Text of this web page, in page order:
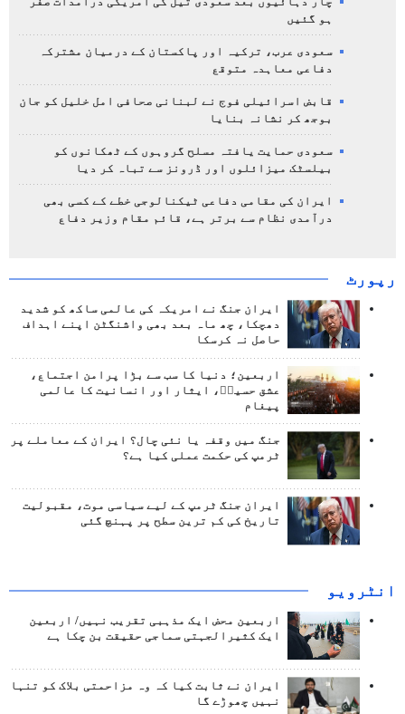
ہو گئیں
سعودی عرب، ترکیہ اور پاکستان کے درمیان مشترکہ
دفاعی معاہدہ متوقع
قابض اسرائیلی فوج نے لبنانی صحافی امل خلیل کو جان
بوجھ کر نشانہ بنایا
سعودی حمایت یافتہ مسلح گروہوں کے ٹھکانوں کو
بیلسٹک میزائلوں اور ڈرونز سے تباہ کر دیا
ایران کی مقامی دفاعی ٹیکنالوجی خطے کے کسی بھی
درآمدی نظام سے برتر ہے، قائم مقام وزیر دفاع
رپورٹ
ایران جنگ نے امریکہ کی عالمی ساکھ کو شدید
دھچکا، چھ ماہ بعد بھی واشنگٹن اپنے اہداف
حاصل نہ کرسکا
اربعین؛ دنیا کا سب سے بڑا پرامن اجتماع،
عشق حسینؑ، ایثار اور انسانیت کا عالمی
پیغام
جنگ میں وقفہ یا نئی چال؟ ایران کے معاملے پر
ٹرمپ کی حکمت عملی کیا ہے؟
ایران جنگ ٹرمپ کے لیے سیاسی موت، مقبولیت
تاریخ کی کم ترین سطح پر پہنچ گئی
انٹرويو
اربعین محض ایک مذہبی تقریب نہیں/ اربعین
ایک کثیرالجہتی سماجی حقیقت بن چکا ہے
ایران نے ثابت کیا کہ وہ مزاحمتی بلاک کو تنہا
نہیں چھوڑے گا